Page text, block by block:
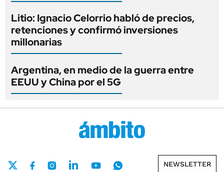
Litio: Ignacio Celorrio habló de precios,
retenciones y confirmó inversiones
millonarias
Argentina, en medio de la guerra entre
EEUU y China por el 5G
NEWSLETTER